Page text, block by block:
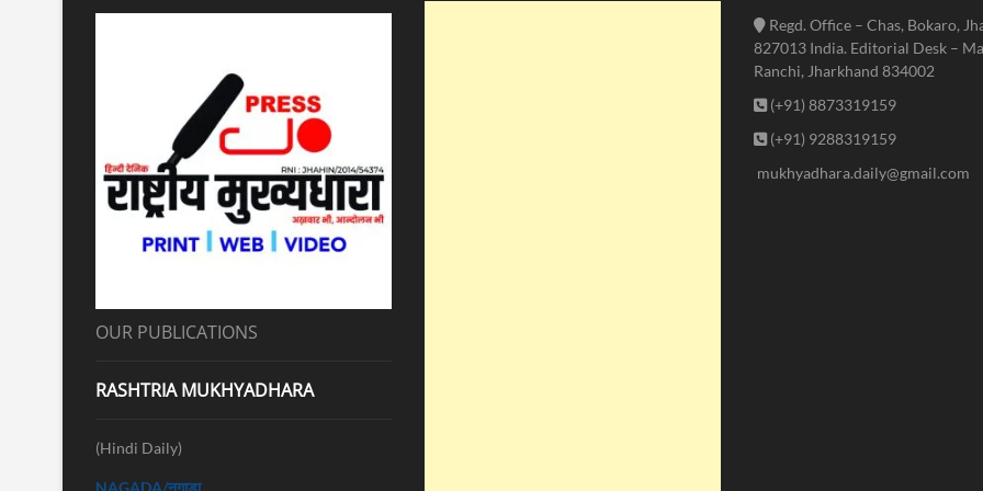
OUR PUBLICATIONS
RASHTRIA MUKHYADHARA
(Hindi Daily)
NAGADA/नगाड़ा
Regd. Office – Chas, Bokaro,
827013 India. Editorial Desk –
Ranchi, Jharkhand 834002
(+91) 8873319159
(+91) 9288319159
mukhyadhara.daily@gmail.com